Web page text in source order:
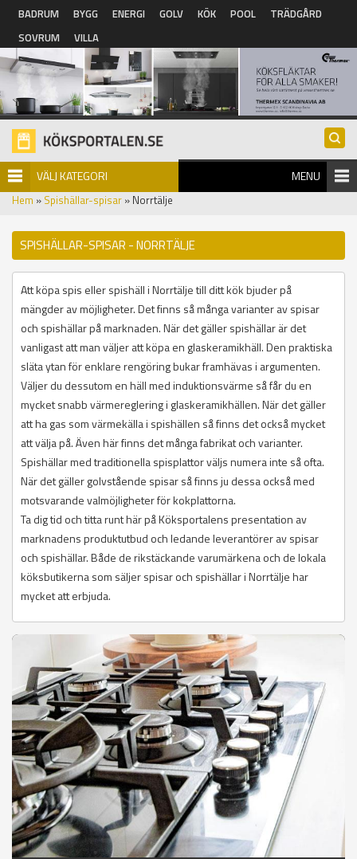
Hoppa till huvudinnehåll
BADRUM BYGG ENERGI GOLV KÖK POOL
TRÄDGÅRD
SOVRUM
VILLA
VÄLJ KATEGORI MENU
Hem » Spishällar-spisar » Norrtälje
SPISHÄLLAR-SPISAR - NORRTÄLJE
Att köpa spis eller spishäll i Norrtälje till ditt kök bjuder på
mängder av möjligheter. Det finns så många varianter av spisar
och spishällar på marknaden. När det gäller spishällar är det
vanligast att man väljer att köpa en glaskeramikhäll. Den praktiska
släta ytan för enklare rengöring bukar framhävas i argumenten.
Väljer du dessutom en häll med induktionsvärme så får du en
mycket snabb värmereglering i glaskeramikhällen. När det gäller
att ha gas som värmekälla i spishällen så finns det också mycket
att välja på. Även här finns det många fabrikat och varianter.
Spishällar med traditionella spisplattor väljs numera inte så ofta.
När det gäller golvstående spisar så finns ju dessa också med
motsvarande valmöjligheter för kokplattorna.
Ta dig tid och titta runt här på Köksportalens presentation av
marknadens produktutbud och ledande leverantörer av spisar
och spishällar. Både de rikstäckande varumärkena och de lokala
köksbutikerna som säljer spisar och spishällar i Norrtälje har
mycket att erbjuda.